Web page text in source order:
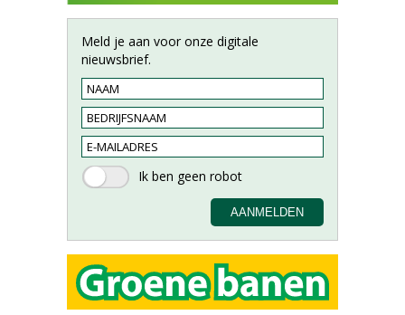
Meld je aan voor onze digitale
nieuwsbrief.